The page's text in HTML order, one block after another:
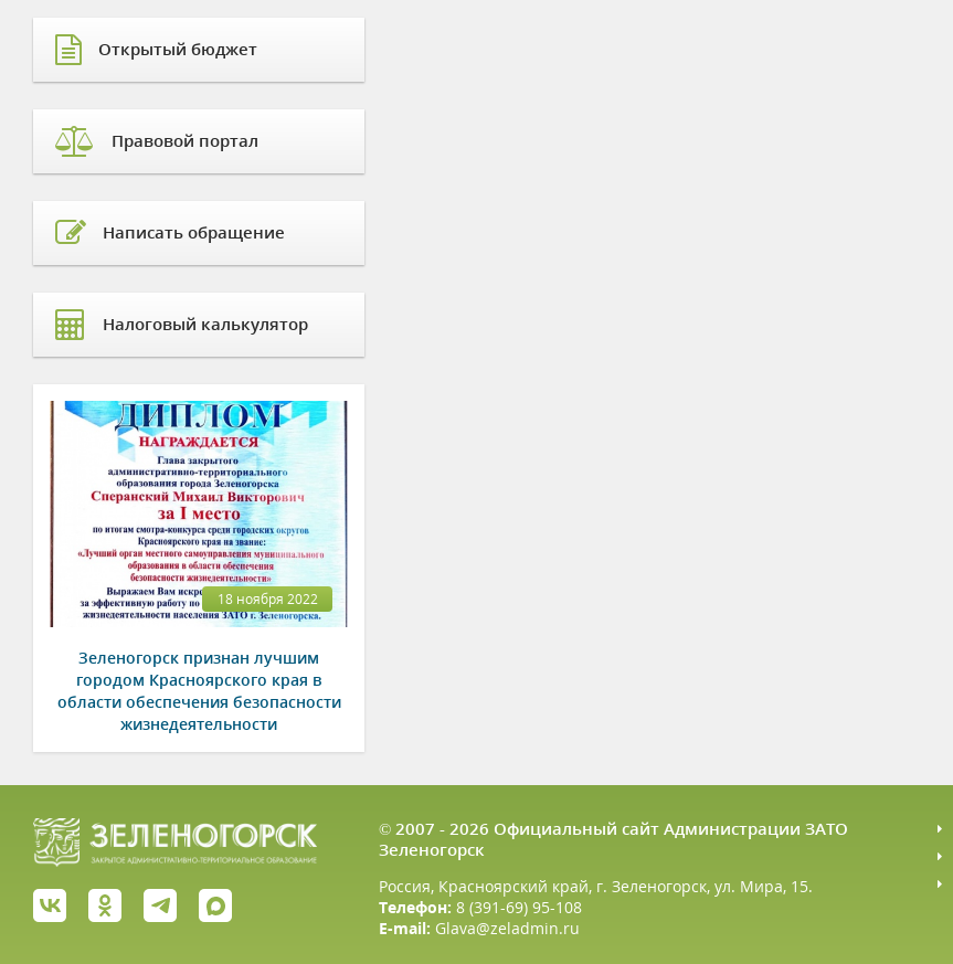
Открытый бюджет
Правовой портал
Написать обращение
Налоговый калькулятор
18 ноября 2022
Зеленогорск признан лучшим
городом Красноярского края в
области обеспечения безопасности
жизнедеятельности
© 2007 - 2026 Официальный сайт Администрации ЗАТО
Зеленогорск
Россия, Красноярский край, г. Зеленогорск, ул. Мира, 15.
Телефон: 8 (391-69) 95-108
E-mail: Glava@zeladmin.ru